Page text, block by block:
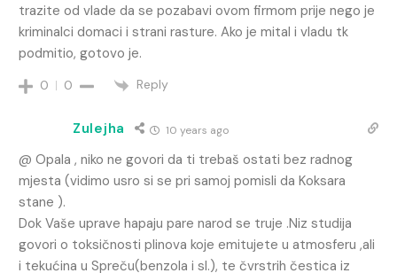
trazite od vlade da se pozabavi ovom firmom prije nego je
kriminalci domaci i strani rasture. Ako je mital i vladu tk
podmitio, gotovo je.
0 0 Reply
Zulejha 10 years ago
@ Opala , niko ne govori da ti trebaš ostati bez radnog
mjesta (vidimo usro si se pri samoj pomisli da Koksara
stane ).
Dok Vaše uprave hapaju pare narod se truje .Niz studija
govori o toksičnosti plinova koje emitujete u atmosferu ,ali
i tekućina u Spreču(benzola i sl.), te čvrstrih čestica iz